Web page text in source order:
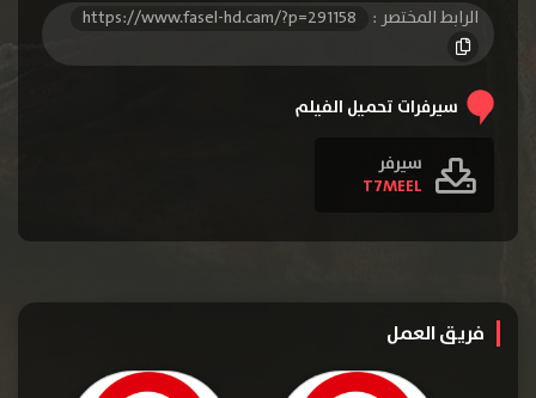
الرابط المختصر :
https://www.fasel-hd.cam/?p=291158
سيرفرات تحميل الفيلم
سيرفر
T7MEEL
فريق العمل